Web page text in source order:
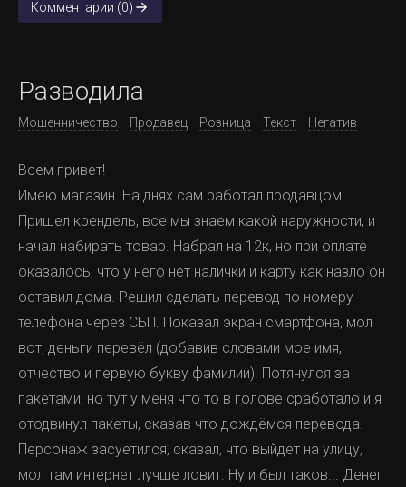
Комментарии (0)
Разводила
Мошенничество Продавец Розница Текст Негатив
Всем привет!
Имею магазин. На днях сам работал продавцом.
Пришел крендель, все мы знаем какой наружности, и
начал набирать товар. Набрал на 12к, но при оплате
оказалось, что у него нет налички и карту как назло он
оставил дома. Решил сделать перевод по номеру
телефона через СБП. Показал экран смартфона, мол
вот, деньги перевёл (добавив словами мое имя,
отчество и первую букву фамилии). Потянулся за
пакетами, но тут у меня что то в голове сработало и я
отодвинул пакеты, сказав что дождёмся перевода.
Персонаж засуетился, сказал, что выйдет на улицу,
мол там интернет лучше ловит. Ну и был таков... Денег